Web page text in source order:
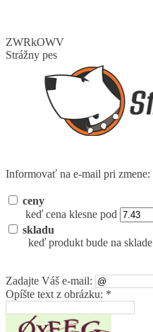
ZWRkOWV
Strážny pes
Informovať na e-mail pri zmene:
ceny
keď cena klesne pod
skladu
keď produkt bude na sklade
Zadajte Váš e-mail:
Opíšte text z obrázku: *